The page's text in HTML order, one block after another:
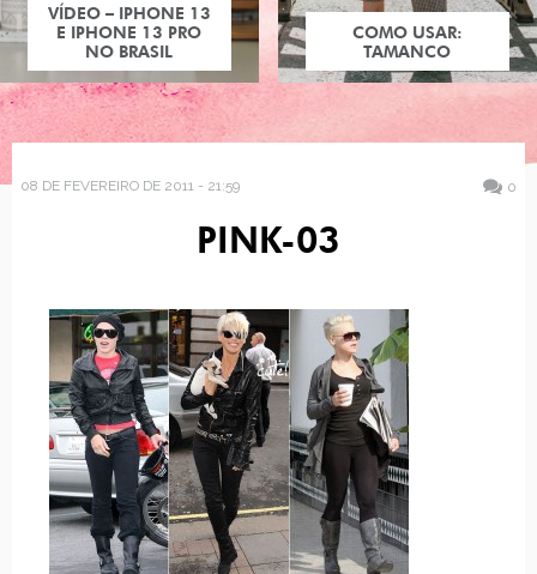
VÍDEO – IPHONE 13
E IPHONE 13 PRO
NO BRASIL
COMO USAR:
TAMANCO
08 DE FEVEREIRO DE 2011 - 21:59 0
PINK-03